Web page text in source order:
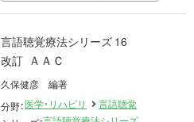
言語聴覚療法シリーズ 16
改訂 ＡＡＣ
久保健彦 編著
分野：医学・リハビリ
言語聴覚